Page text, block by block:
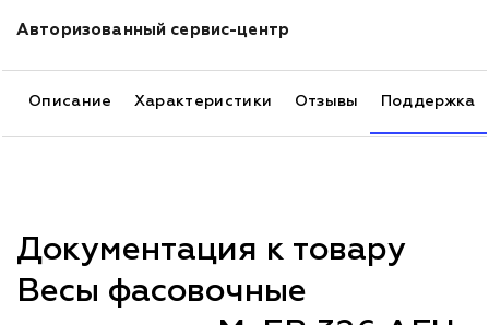
Авторизованный сервис-центр
Описание Характеристики Отзывы Поддержка
Документация к товару
Весы фасовочные